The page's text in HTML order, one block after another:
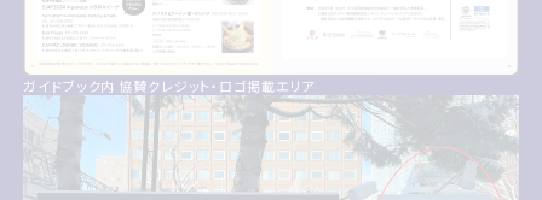
ガイドブック内 協賛クレジット・ロゴ掲載エリア